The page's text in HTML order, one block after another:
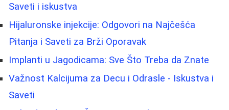
Saveti i iskustva
Hijaluronske injekcije: Odgovori na Najčešća
Pitanja i Saveti za Brži Oporavak
Implanti u Jagodicama: Sve Što Treba da Znate
Važnost Kalcijuma za Decu i Odrasle - Iskustva i
Saveti